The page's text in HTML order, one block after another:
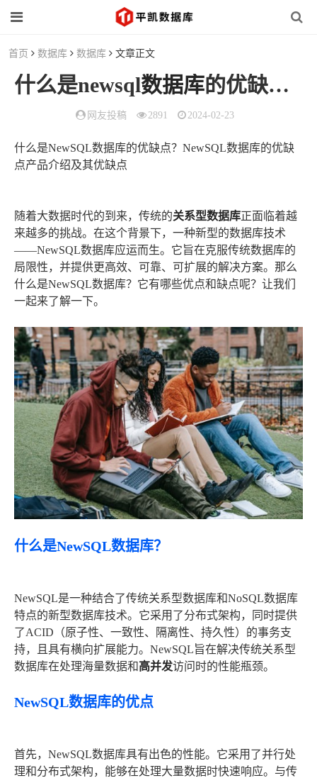
首页 数据库 数据库 文章正文
什么是newsql数据库的优缺点？
网友投稿 2891 2024-02-23
什么是NewSQL数据库的优缺点？NewSQL数据库的优缺
点产品介绍及其优缺点
随着大数据时代的到来，传统的关系型数据库正面临着越
来越多的挑战。在这个背景下，一种新型的数据库技术
——NewSQL数据库应运而生。它旨在克服传统数据库的
局限性，并提供更高效、可靠、可扩展的解决方案。那么
什么是NewSQL数据库？它有哪些优点和缺点呢？让我们
一起来了解一下。
什么是NewSQL数据库？
NewSQL是一种结合了传统关系型数据库和NoSQL数据库
特点的新型数据库技术。它采用了分布式架构，同时提供
了ACID（原子性、一致性、隔离性、持久性）的事务支
持，且具有横向扩展能力。NewSQL旨在解决传统关系型
数据库在处理海量数据和高并发访问时的性能瓶颈。
NewSQL数据库的优点
首先，NewSQL数据库具有出色的性能。它采用了并行处
理和分布式架构，能够在处理大量数据时快速响应。与传